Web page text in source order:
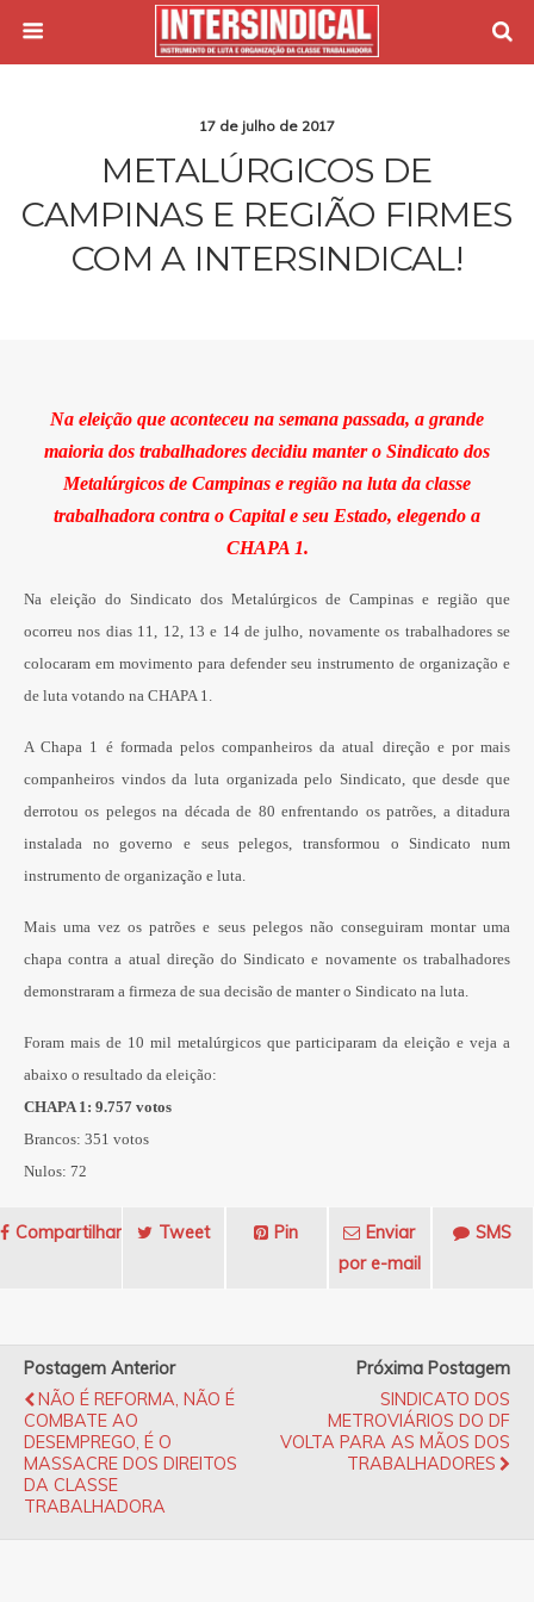
17 de julho de 2017
METALÚRGICOS DE
CAMPINAS E REGIÃO FIRMES
COM A INTERSINDICAL!
Na eleição que aconteceu na semana passada, a grande
maioria dos trabalhadores decidiu manter o Sindicato dos
Metalúrgicos de Campinas e região na luta da classe
trabalhadora contra o Capital e seu Estado, elegendo a
CHAPA 1.
Na eleição do Sindicato dos Metalúrgicos de Campinas e região que
ocorreu nos dias 11, 12, 13 e 14 de julho, novamente os trabalhadores se
colocaram em movimento para defender seu instrumento de organização e
de luta votando na CHAPA 1.
A Chapa 1 é formada pelos companheiros da atual direção e por mais
companheiros vindos da luta organizada pelo Sindicato, que desde que
derrotou os pelegos na década de 80 enfrentando os patrões, a ditadura
instalada no governo e seus pelegos, transformou o Sindicato num
instrumento de organização e luta.
Mais uma vez os patrões e seus pelegos não conseguiram montar uma
chapa contra a atual direção do Sindicato e novamente os trabalhadores
demonstraram a firmeza de sua decisão de manter o Sindicato na luta.
Foram mais de 10 mil metalúrgicos que participaram da eleição e veja a
abaixo o resultado da eleição:
CHAPA 1: 9.757 votos
Brancos: 351 votos
Nulos: 72
Compartilhar Tweet Pin
Enviar
por e-mail
SMS
Postagem Anterior
NÃO É REFORMA, NÃO É
COMBATE AO
DESEMPREGO, É O
MASSACRE DOS DIREITOS
DA CLASSE
TRABALHADORA
Próxima Postagem
SINDICATO DOS
METROVIÁRIOS DO DF
VOLTA PARA AS MÃOS DOS
TRABALHADORES